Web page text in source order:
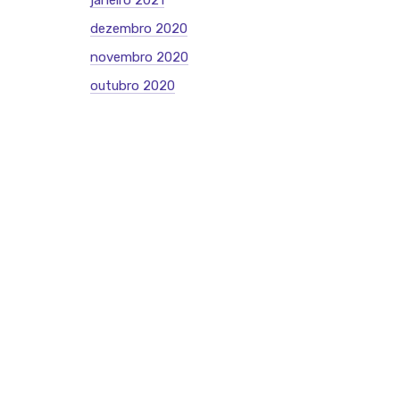
dezembro 2020
novembro 2020
outubro 2020